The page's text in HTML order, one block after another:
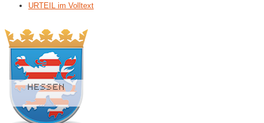
URTEIL im Volltext